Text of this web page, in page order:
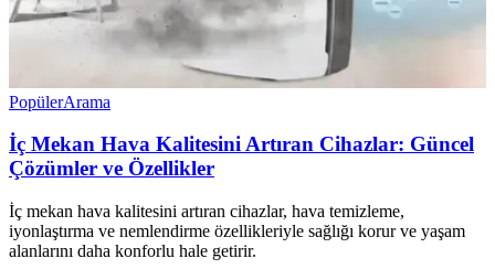
PopülerArama
İç Mekan Hava Kalitesini Artıran Cihazlar: Güncel
Çözümler ve Özellikler
İç mekan hava kalitesini artıran cihazlar, hava temizleme,
iyonlaştırma ve nemlendirme özellikleriyle sağlığı korur ve yaşam
alanlarını daha konforlu hale getirir.